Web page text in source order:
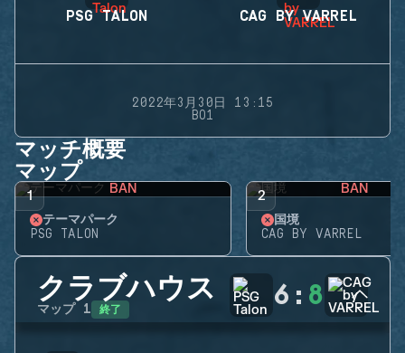
PSG TALON CAG BY VARREL
2022年3月30日 13:15
BO1
マッチ概要
マップ
1 BAN
テーマパーク
PSG TALON
2 BAN
国境
CAG BY VARREL
クラブハウス
マップ 1 終了 6 : 8